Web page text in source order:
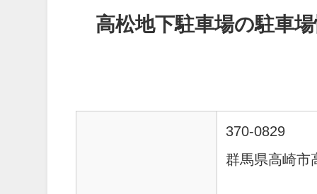
高松地下駐車場の駐車
370-0829
群馬県高崎市